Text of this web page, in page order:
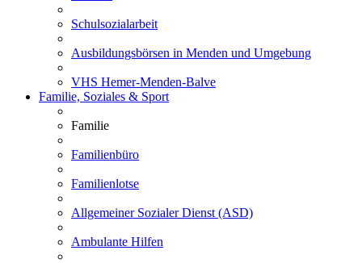
Schulsozialarbeit
Ausbildungsbörsen in Menden und Umgebung
VHS Hemer-Menden-Balve
Familie, Soziales & Sport
Familie
Familienbüro
Familienlotse
Allgemeiner Sozialer Dienst (ASD)
Ambulante Hilfen